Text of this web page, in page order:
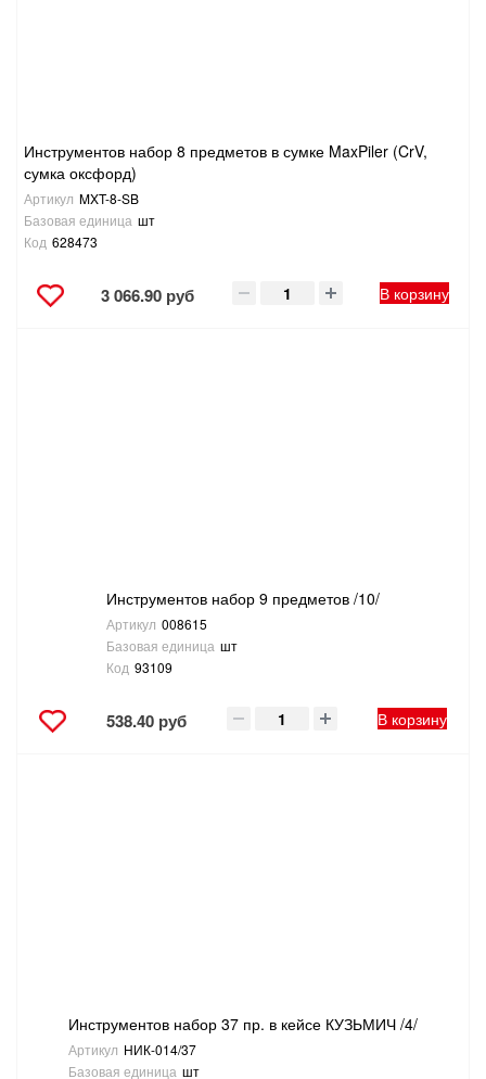
Инструментов набор 8 предметов в сумке MaxPiler (CrV,
сумка оксфорд)
Артикул MXT-8-SB
Базовая единица шт
Код 628473
3 066.90 руб В корзину
Инструментов набор 9 предметов /10/
Артикул 008615
Базовая единица шт
Код 93109
538.40 руб В корзину
Инструментов набор 37 пр. в кейсе КУЗЬМИЧ /4/
Артикул НИК-014/37
Базовая единица шт